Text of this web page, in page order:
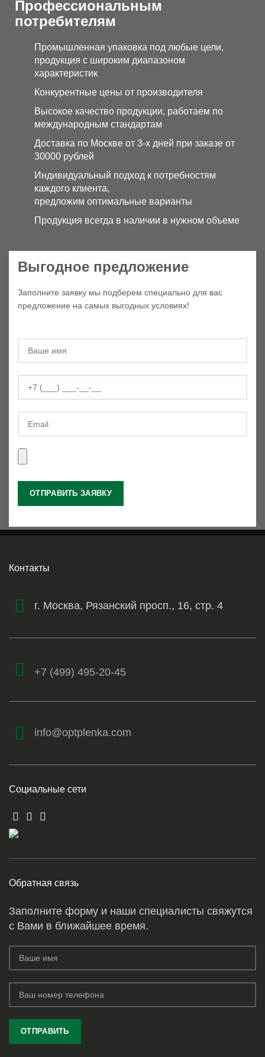
Профессиональным
потребителям
Промышленная упаковка под любые цели,
продукция с широким диапазоном
характеристик
Конкурентные цены от производителя
Высокое качество продукции, работаем по
международным стандартам
Доставка по Москве от 3-х дней при заказе от
30000 рублей
Индивидуальный подход к потребностям
каждого клиента,
предложим оптимальные варианты
Продукция всегда в наличии в нужном объеме
Выгодное предложение
Заполните заявку мы подберем специально для вас
предложение на самых выгодных условиях!
Контакты
г. Москва, Рязанский просп., 16, стр. 4
+7 (499) 495-20-45
info@optplenka.com
Социальные сети
Обратная связь
Заполните форму и наши специалисты свяжутся
с Вами в ближайшее время.